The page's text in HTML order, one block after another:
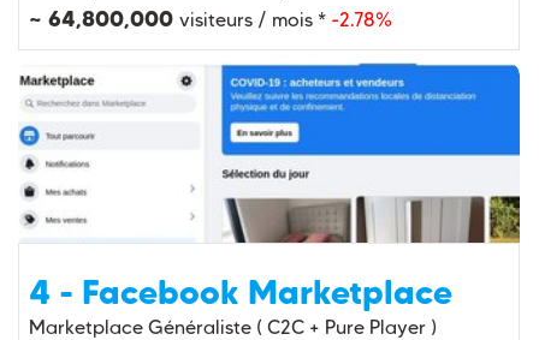
~ 64,800,000 visiteurs / mois * -2.78%
4 - Facebook Marketplace
Marketplace Généraliste ( C2C + Pure Player )